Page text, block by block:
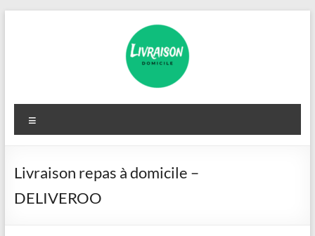
Livraison
Domicile
Livraison repas à domicile –
DELIVEROO